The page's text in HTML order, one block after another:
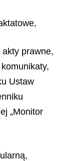
prawne,
Ustaw
„Monitor